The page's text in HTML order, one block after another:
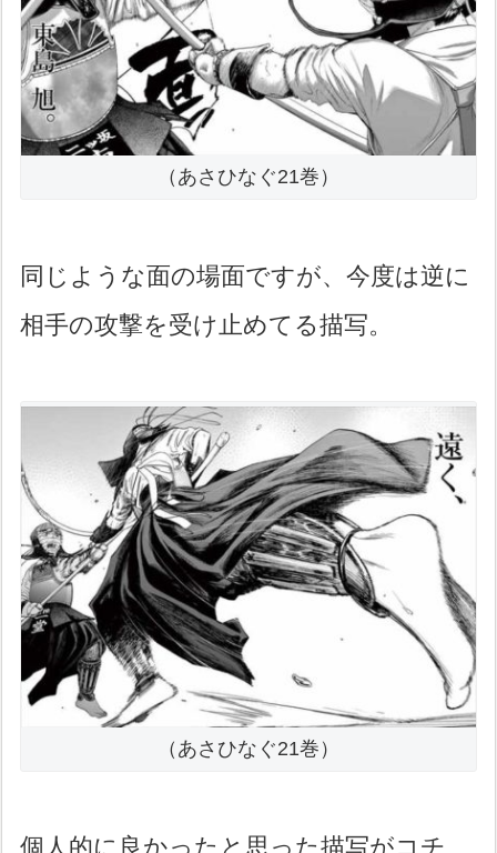
（あさひなぐ21巻）
同じような面の場面ですが、今度は逆に
相手の攻撃を受け止めてる描写。
（あさひなぐ21巻）
個人的に良かったと思った描写がコチ